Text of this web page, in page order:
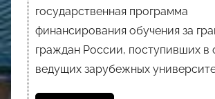
государственная программа
финансирования обучения за
граждан России, поступивших в
ведущих зарубежных